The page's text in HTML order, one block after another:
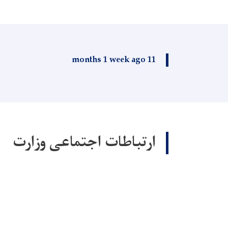
11 months 1 week ago
ارتباطات اجتماعی وزارت